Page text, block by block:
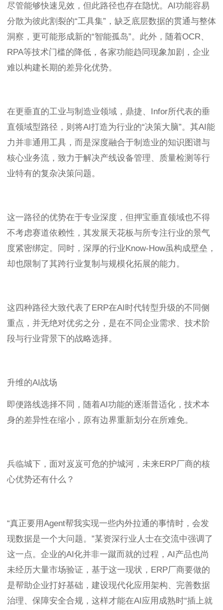
尽管能够快速见效，但此路径也存在隐忧。AI功能容易
分散为彼此割裂的“工具集”，缺乏底层数据的贯通与整体
洞察，更可能形成新的“智能孤岛”。此外，随着OCR、
RPA等技术门槛的降低，各家功能趋同现象加剧，企业
难以构建长期的差异化优势。
在更垂直的工业与制造业领域，鼎捷、Infor所代表的垂
直领域型路径，则将AI打造为行业的“决策大脑”。其AI能
力并非通用工具，而是深度融合于制造业的知识图谱与
核心业务流，致力于解决产线设备管理、质量检测等行
业特有的复杂决策问题。
这一路径的优势在于专业深度，但押宝垂直领域也不得
不考虑赛道依赖性，其发展天花板与所专注行业的景气
度紧密绑定。同时，深厚的行业Know-How虽构成壁垒，
却也限制了其跨行业复制与规模化拓展的能力。
这四种路径大致代表了ERP在AI时代转型升级的不同侧
重点，并无绝对优劣之分，是在不同企业需求、技术阶
段与行业背景下的战略选择。
升维的AI战场
即便路线选择不同，随着AI功能的逐渐普适化，技术本
身的差异性在缩小，原有边界重新划分在所难免。
兵临城下，面对岌岌可危的护城河，未来ERP厂商的核
心优势还有什么？
“真正要用Agent帮我实现一些内外拉通的事情时，会发
现数据是一个大问题。”某资深行业人士在交流中强调了
这一点。企业的AI化并非一蹴而就的过程，AI产品也尚
未经历大量市场验证，基于这一现状，ERP厂商要做的
是帮助企业打好基础，建设现代化应用架构、完善数据
治理、保障安全合规，这样才能在AI应用成熟时“插上就